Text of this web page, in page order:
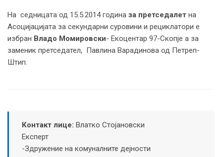
На седницата од 15.5.2014 година за претседалет на
Асоцијацијата за секундарни суровини и рециклатори е
избран Владо Момировски- Екоцентар 97-Скопје а за
заменик претседател, Павлина Варадинова од Петреп-
Штип.
Контакт лице: Влатко Стојановски
Експерт
-Здружение на комуналните дејности